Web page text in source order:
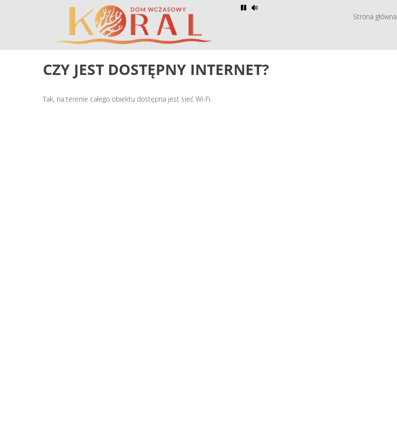
Strona główna
CZY JEST DOSTĘPNY INTERNET?
Tak, na terenie całego obiektu dostępna jest sieć Wi-Fi.